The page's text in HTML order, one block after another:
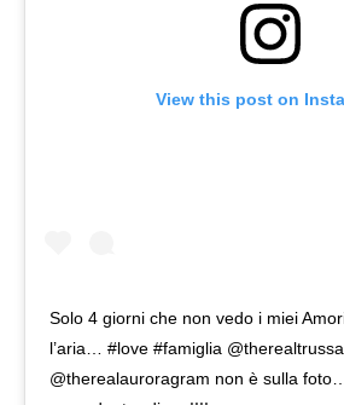
View this post on
Solo 4 giorni che non vedo i miei
l’aria… #love #famiglia
@therealauroragram non è sulla